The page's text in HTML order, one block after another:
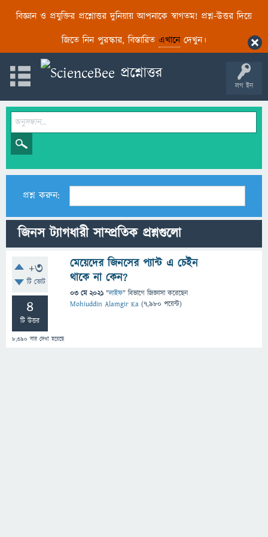
বিজ্ঞান ও প্রযুক্তির প্রশ্নোত্তর দুনিয়ায় আপনাকে স্বাগতম! প্রশ্ন-উত্তর দিয়ে
জিতে নিন পুরস্কার, বিস্তারিত এখানেদেখুন।
লগ ইন
প্রশ্ন করুন:
জিনস ট্যাগধারী সাম্প্রতিক প্রশ্নগুলো
+3
টি ভোট
4
টি উত্তর
8,390 বার দেখা হয়েছে
মেয়েদের জিনসের প্যান্ট এ চেইন
থাকে না কেন?
03 মে 2021 "লাইফ" বিভাগে জিজ্ঞাসাকরেছেন
Mohiuddin Alamgir Ka (7,980 পয়েন্ট)